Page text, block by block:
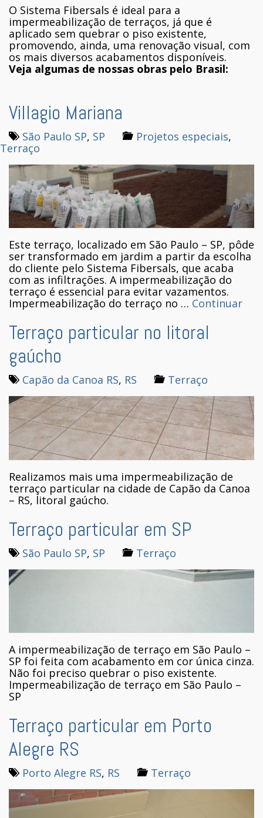
O Sistema Fibersals é ideal para a
impermeabilização de terraços, já que é
aplicado sem quebrar o piso existente,
promovendo, ainda, uma renovação visual, com
os mais diversos acabamentos disponíveis.
Veja algumas de nossas obras pelo Brasil:
Villagio Mariana
São Paulo SP, SP Projetos especiais,
Terraço
Este terraço, localizado em São Paulo – SP, pôde
ser transformado em jardim a partir da escolha
do cliente pelo Sistema Fibersals, que acaba
com as infiltrações. A impermeabilização do
terraço é essencial para evitar vazamentos.
Impermeabilização do terraço no … Continuar
Terraço particular no litoral
gaúcho
Capão da Canoa RS, RS Terraço
Realizamos mais uma impermeabilização de
terraço particular na cidade de Capão da Canoa
– RS, litoral gaúcho.
Terraço particular em SP
São Paulo SP, SP Terraço
A impermeabilização de terraço em São Paulo –
SP foi feita com acabamento em cor única cinza.
Não foi preciso quebrar o piso existente.
Impermeabilização de terraço em São Paulo –
SP
Terraço particular em Porto
Alegre RS
Porto Alegre RS, RS Terraço